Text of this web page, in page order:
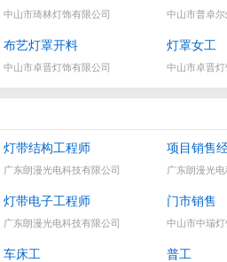
中山市琦林灯饰有限公司 中山市普卓
布艺灯罩开料
中山市卓晋灯饰有限公司
灯罩女工
中山市卓晋
灯带结构工程师
广东朗漫光电科技有限公司
项目销售
广东朗漫光
灯带电子工程师
广东朗漫光电科技有限公司
门市销售
中山市中瑞
车床工 普工